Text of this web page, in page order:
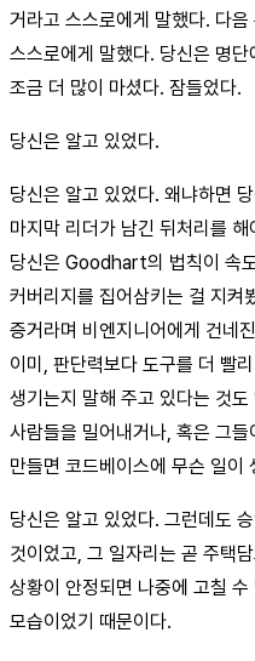
거라고 스스로에게 말했다. 다
스스로에게 말했다. 당신은 명
조금 더 많이 마셨다. 잠들었다.
당신은 알고 있었다.
당신은 알고 있었다. 왜냐하면
마지막 리더가 남긴 뒤처리를
당신은 Goodhart의 법칙이 속
커버리지를 집어삼키는 걸 지켜
증거라며 비엔지니어에게 건네
이미, 판단력보다 도구를 더 빨
생기는지 말해 주고 있다는 것
사람들을 밀어내거나, 혹은 그
만들면 코드베이스에 무슨 일이
당신은 알고 있었다. 그런데도
것이었고, 그 일자리는 곧 주택
상황이 안정되면 나중에 고칠 수
모습이었기 때문이다.